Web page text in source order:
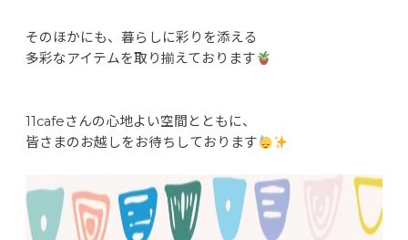
そのほかにも、暮らしに彩りを添える
多彩なアイテムを取り揃えております
11cafeさんの心地よい空間とともに、
皆さまのお越しをお待ちしております